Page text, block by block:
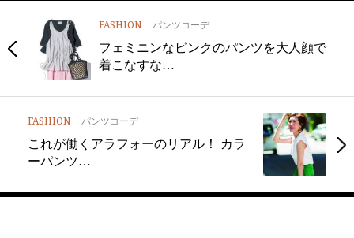
FASHION パンツコーデ
フェミニンなピンクのパンツを大人顔で
着こなすな…
FASHION パンツコーデ
これが働くアラフォーのリアル！ カラ
ーパンツ…